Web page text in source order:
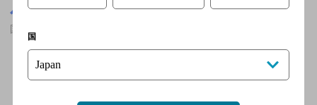
東京都
国分寺駅(東京都)周辺500m
国分寺駅(東京都)周辺500m,居酒屋,座敷あり,個室ありのお店
国